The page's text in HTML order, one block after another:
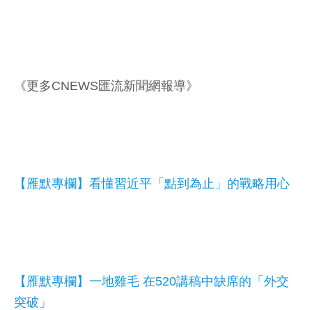
《更多CNEWS匯流新聞網報導》
【雁默專欄】看懂習近平「點到為止」的戰略用心
【雁默專欄】一地雞毛 在520講稿中缺席的「外交
突破」